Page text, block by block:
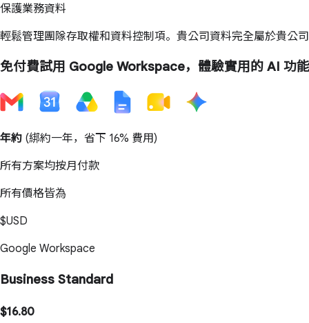
保護業務資料
輕鬆管理團隊存取權和資料控制項。貴公司資料完全屬於貴公
免付費試用 Google Workspace，體驗實用的 AI 功能
年約 (綁約一年，省下 16% 費用)
所有方案均按月付款
所有價格皆為
$USD
Google Workspace
Business Standard
$16.80